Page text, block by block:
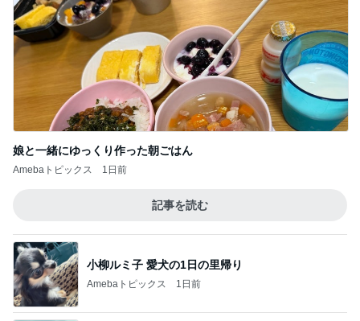
娘と一緒にゆっくり作った朝ごはん
Amebaトピックス 1日前
記事を読む
小柳ルミ子 愛犬の1日の里帰り
Amebaトピックス 1日前